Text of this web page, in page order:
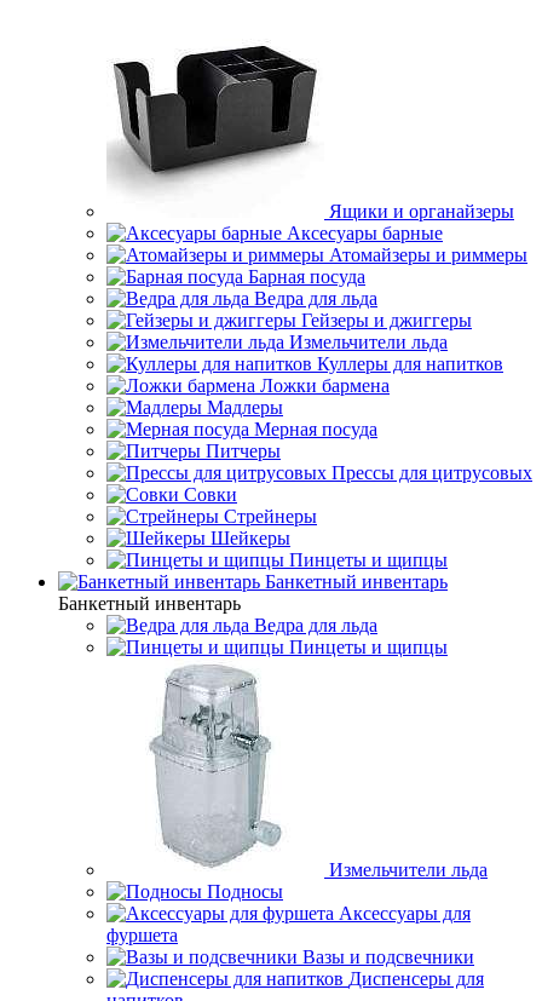
Ящики и органайзеры
Аксесуары барные
Атомайзеры и риммеры
Барная посуда
Ведра для льда
Гейзеры и джиггеры
Измельчители льда
Куллеры для напитков
Ложки бармена
Мадлеры
Мерная посуда
Питчеры
Прессы для цитрусовых
Совки
Стрейнеры
Шейкеры
Пинцеты и щипцы
Банкетный инвентарь
Банкетный инвентарь
Ведра для льда
Пинцеты и щипцы
Измельчители льда
Подносы
Аксессуары для
фуршета
Вазы и подсвечники
Диспенсеры для